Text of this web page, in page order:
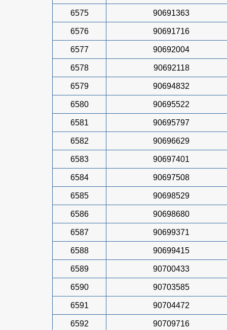
6575 90691363
6576 90691716
6577 90692004
6578 90692118
6579 90694832
6580 90695522
6581 90695797
6582 90696629
6583 90697401
6584 90697508
6585 90698529
6586 90698680
6587 90699371
6588 90699415
6589 90700433
6590 90703585
6591 90704472
6592 90709716